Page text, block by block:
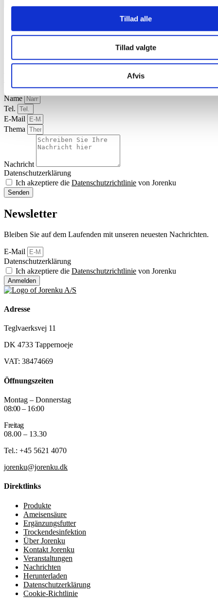
Tillad alle
Tillad valgte
Afvis
Deutsch - Staldren® Gesamtprospekt
Deutsch - Staldren® für Schweine
Weitere Sprachen
Laden Sie Prospekte über Staldren
Name
Tel.
E-Mail
Thema
Nachricht
Datenschutzerklärung
Ich akzeptiere die Datenschutzrichtlinie von Jorenku
Senden
Newsletter
Bleiben Sie auf dem Laufenden mit unseren neuesten Nachrichten.
E-Mail
Datenschutzerklärung
Ich akzeptiere die Datenschutzrichtlinie von Jorenku
Anmelden
Adresse
Teglvaerksvej 11
DK 4733 Tappernoeje
VAT: 38474669
Öffnungszeiten
Montag – Donnerstag
08:00 – 16:00
Freitag
08.00 – 13.30
Tel.: +45 5621 4070
jorenku@jorenku.dk
Direktlinks
Produkte
Ameisensäure
Ergänzungsfutter
Trockendesinfektion
Über Jorenku
Kontakt Jorenku
Veranstaltungen
Nachrichten
Herunterladen
Datenschutzerklärung
Cookie-Richtlinie